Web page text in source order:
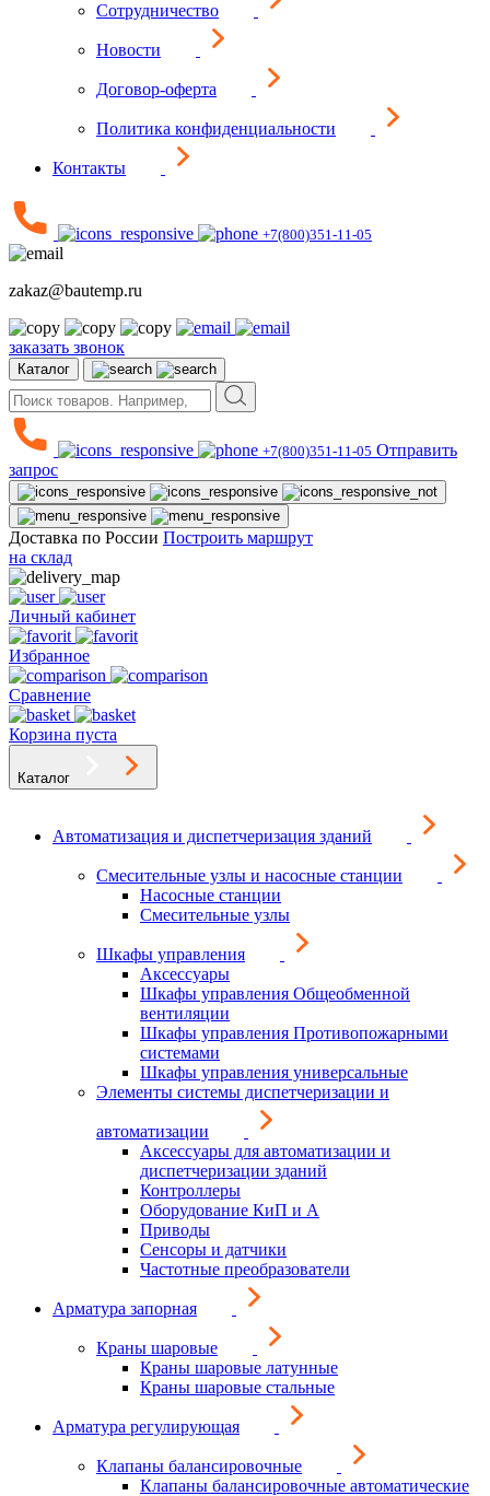
Сотрудничество
Новости
Договор-оферта
Политика конфиденциальности
Контакты
+7(800)351-11-05
zakaz@bautemp.ru
заказать звонок
Каталог
+7(800)351-11-05 Отправить
запрос
Доставка по России Построить маршрут
на склад
Личный кабинет
Избранное
Сравнение
Корзина пуста
Каталог
Автоматизация и диспетчеризация зданий
Смесительные узлы и насосные станции
Насосные станции
Смесительные узлы
Шкафы управления
Аксессуары
Шкафы управления Общеобменной
вентиляции
Шкафы управления Противопожарными
системами
Шкафы управления универсальные
Элементы системы диспетчеризации и
автоматизации
Аксессуары для автоматизации и
диспетчеризации зданий
Контроллеры
Оборудование КиП и А
Приводы
Сенсоры и датчики
Частотные преобразователи
Арматура запорная
Краны шаровые
Краны шаровые латунные
Краны шаровые стальные
Арматура регулирующая
Клапаны балансировочные
Клапаны балансировочные автоматические